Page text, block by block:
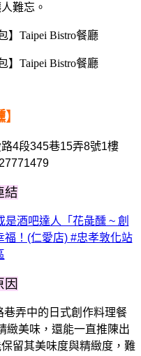
難忘。
】
4段345巷15弄8號1樓
結
酒吧達人「花彘醺 ~ 創
！(仁愛店) #忠孝敦化站
巷弄中的日式創作料理餐
緻美味 ，還能一直推陳出
留其美味度與精緻度， 難